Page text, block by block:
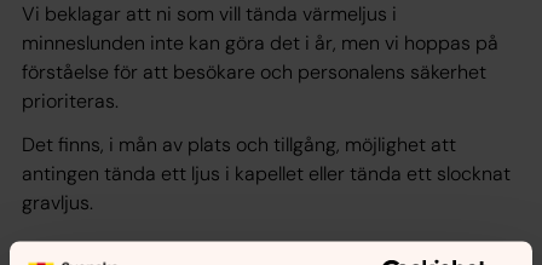
Vi beklagar att ni som vill tända värmeljus i
minneslunden inte kan göra det i år, men vi hoppas på
förståelse för att besökare och personalens säkerhet
prioriteras.
Det finns, i mån av plats och tillgång, möjlighet att
antingen tända ett ljus i kapellet eller tända ett slocknat
gravljus.